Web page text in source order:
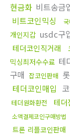
현금화 비트송금
비트코인믹싱
개인지갑 usdc구
테더코인직거래
믹싱최저수수료 테
구매 잡코인판매
테더코인매입
테더원화환전 테더
소액결제코인구매방법
트론 리플코인판매